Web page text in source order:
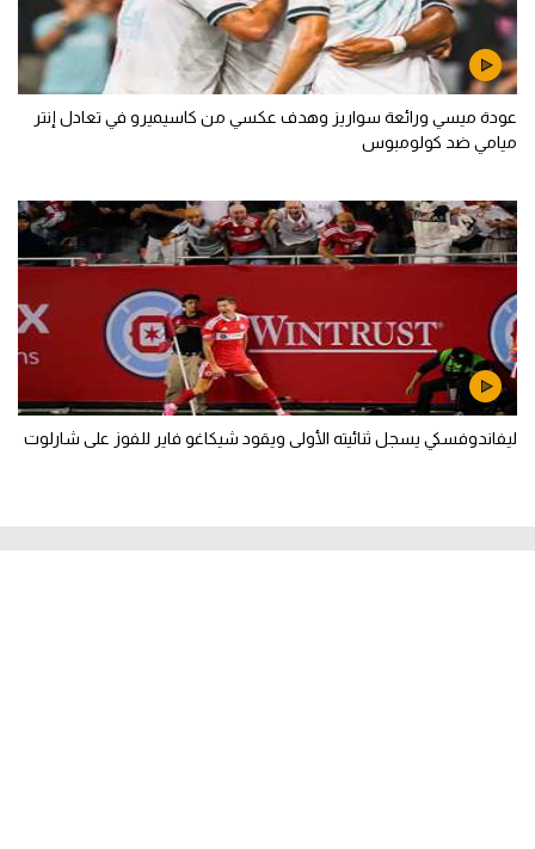
عودة ميسي ورائعة سواريز وهدف عكسي من كاسيميرو في تعادل إنتر
ميامي ضد كولومبوس
ليفاندوفسكي يسجل ثنائيته الأولى ويقود شيكاغو فاير للفوز على شارلوت